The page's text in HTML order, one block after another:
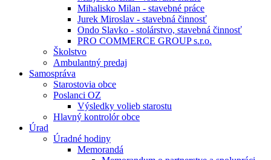
Mihalisko Milan - stavebné práce
Jurek Miroslav - stavebná činnosť
Ondo Slavko - stolárstvo, stavebná činnosť
PRO COMMERCE GROUP s.r.o.
Školstvo
Ambulantný predaj
Samospráva
Starostovia obce
Poslanci OZ
Výsledky volieb starostu
Hlavný kontrolór obce
Úrad
Úradné hodiny
Memorandá